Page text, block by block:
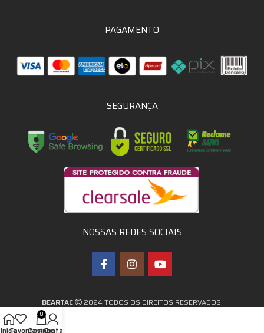
PAGAMENTO
SEGURANÇA
NOSSAS REDES SOCIAIS
BEARTAC 2024 TODOS OS DIREITOS RESERVADOS.
InícioFavoritos
0
Carrinho
Conta